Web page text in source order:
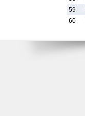
59
60